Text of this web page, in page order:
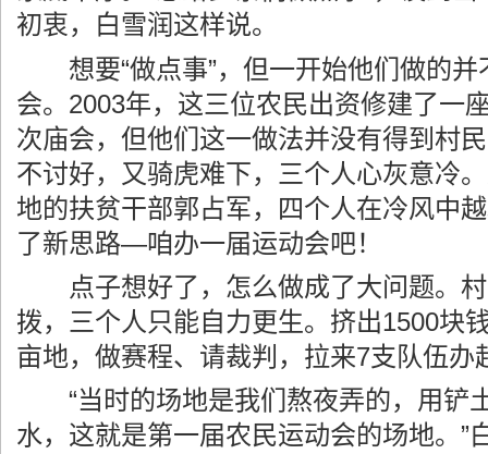
初衷，白雪润这样说。
想要“做点事”，但一开始他们做的并
会。2003年，这三位农民出资修建了一
次庙会，但他们这一做法并没有得到村
不讨好，又骑虎难下，三个人心灰意冷
地的扶贫干部郭占军，四个人在冷风中
了新思路—咱办一届运动会吧！
点子想好了，怎么做成了大问题。村
拨，三个人只能自力更生。挤出1500块
亩地，做赛程、请裁判，拉来7支队伍办
“当时的场地是我们熬夜弄的，用铲
水，这就是第一届农民运动会的场地。”